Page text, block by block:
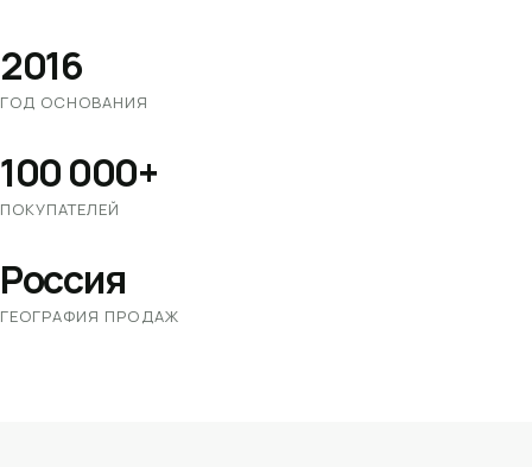
2016
ГОД ОСНОВАНИЯ
100 000+
ПОКУПАТЕЛЕЙ
Россия
ГЕОГРАФИЯ ПРОДАЖ